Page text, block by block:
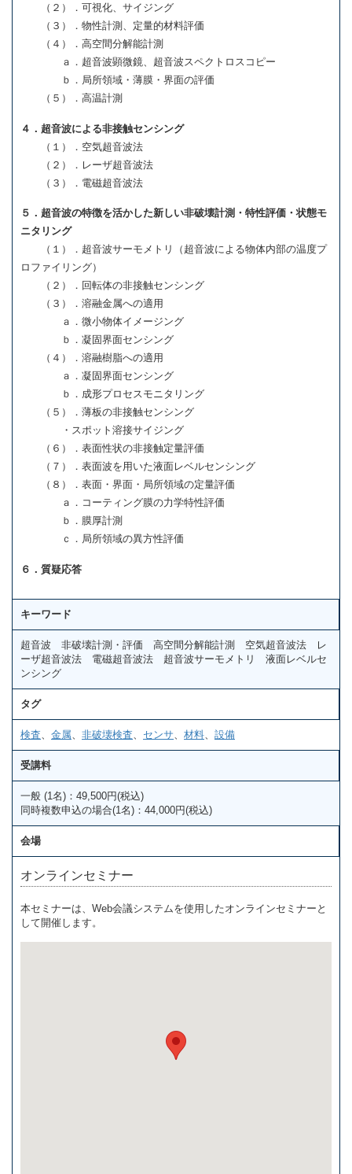
（２）．可視化、サイジング
（３）．物性計測、定量的材料評価
（４）．高空間分解能計測
ａ．超音波顕微鏡、超音波スペクトロスコピー
ｂ．局所領域・薄膜・界面の評価
（５）．高温計測
４．超音波による非接触センシング
（１）．空気超音波法
（２）．レーザ超音波法
（３）．電磁超音波法
５．超音波の特徴を活かした新しい非破壊計測・特性評価・状態モ
ニタリング
（１）．超音波サーモメトリ（超音波による物体内部の温度プ
ロファイリング）
（２）．回転体の非接触センシング
（３）．溶融金属への適用
ａ．微小物体イメージング
ｂ．凝固界面センシング
（４）．溶融樹脂への適用
ａ．凝固界面センシング
ｂ．成形プロセスモニタリング
（５）．薄板の非接触センシング
・スポット溶接サイジング
（６）．表面性状の非接触定量評価
（７）．表面波を用いた液面レベルセンシング
（８）．表面・界面・局所領域の定量評価
ａ．コーティング膜の力学特性評価
ｂ．膜厚計測
ｃ．局所領域の異方性評価
６．質疑応答
キーワード
超音波 非破壊計測・評価 高空間分解能計測 空気超音波法 レ
ーザ超音波法 電磁超音波法 超音波サーモメトリ 液面レベルセ
ンシング
タグ
検査 金属 非破壊検査 センサ 材料 設備
受講料
一般 (1名)：49,500円(税込)
同時複数申込の場合(1名)：44,000円(税込)
会場
オンラインセミナー
本セミナーは、Web会議システムを使用したオンラインセミナーと
して開催します。